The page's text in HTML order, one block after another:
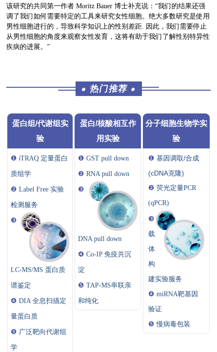
该研究的共同第一作者 Moritz Bauer 博士补充说：“我们的结果还强
调了我们如何需要特定的工具来研究女性细胞。绝大多数研究是使用
男性细胞进行的，导致科学知识上的性别差距. 因此，我们需要停止
从男性细胞的角度来观察女性发育，这将有助于我们了解性别特异性
疾病的进展。”
● 热门推荐 ●
蛋白组/代谢组实
验
❶ iTRAQ 定量蛋白
质组学
❷Label Free 实验
检测服务
❸
LC-MS/MS 蛋白质
谱鉴定
❹DIA 全息扫描定
量蛋白质
❺ 广泛靶向代谢组
学
蛋白/核酸相互作
用实验
❶GST pull down
❷RNA pull down
❸
DNA pull down
❹Co-IP 免疫共沉
淀
❺TAP-MS串联亲
和纯化
分子细胞生物学实
验
❶ 基因调取/合成
(cDNA克隆)
❷荧光定量PCR
(qPCR)
❸
载
体
构
建实验服务
❹ miRNA靶基因
验证
❺慢病毒包装